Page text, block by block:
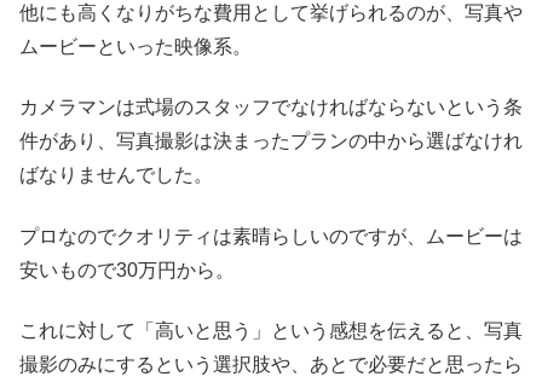
他にも高くなりがちな費用として挙げられるのが、写真や
ムービーといった映像系。
カメラマンは式場のスタッフでなければならないという条
件があり、写真撮影は決まったプランの中から選ばなけれ
ばなりませんでした。
プロなのでクオリティは素晴らしいのですが、ムービーは
安いもので30万円から。
これに対して「高いと思う」という感想を伝えると、写真
撮影のみにするという選択肢や、あとで必要だと思ったら